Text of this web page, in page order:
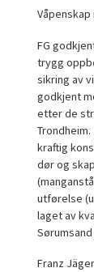
FG
trygg
sikring av
godkjent
etter de
kraftig
dør og
utførelse
laget av
Franz